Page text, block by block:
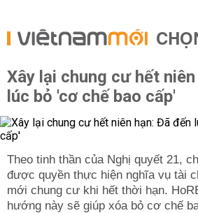
Xây lại chung cư hết
lúc bỏ 'cơ chế bao cấp'
Theo tinh thần của Nghị quyết 21,
được quyền thực hiện nghĩa vụ tài
mới chung cư khi hết thời hạn.
hướng này sẽ giúp xóa bỏ cơ chế